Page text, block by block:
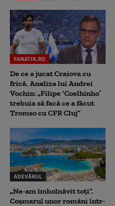
FANATIK.RO
De ce a jucat Craiova cu
frică. Analiza lui Andrei
Vochin: „Filipe ‘Coelhinho’
trebuia să facă ce a făcut
Tromso cu CFR Cluj”
ADEVĂRUL
„Ne-am îmbolnăvit toți”.
Coșmarul unor români într-